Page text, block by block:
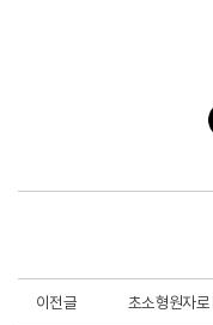
이전글 초소형원자